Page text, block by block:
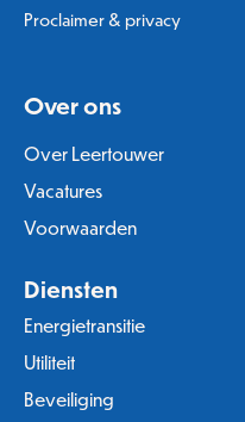
Proclaimer & privacy
Over ons
Over Leertouwer
Vacatures
Voorwaarden
Diensten
Energietransitie
Utiliteit
Beveiliging